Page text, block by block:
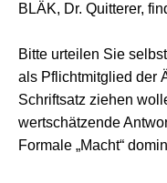
BLÄK, Dr. Quitterer,
Bitte urteilen Sie
als Pflichtmitglied der
Schriftsatz ziehen
wertschätzende
Formale „Macht“